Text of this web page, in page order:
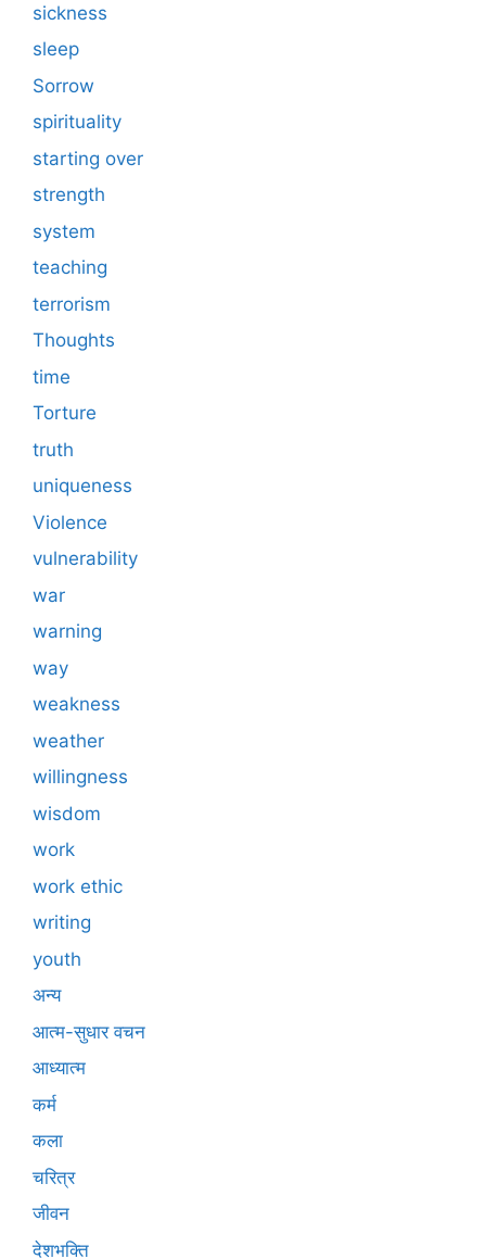
sickness
sleep
Sorrow
spirituality
starting over
strength
system
teaching
terrorism
Thoughts
time
Torture
truth
uniqueness
Violence
vulnerability
war
warning
way
weakness
weather
willingness
wisdom
work
work ethic
writing
youth
अन्य
आत्म-सुधार वचन
आध्यात्म
कर्म
कला
चरित्र
जीवन
देशभक्ति